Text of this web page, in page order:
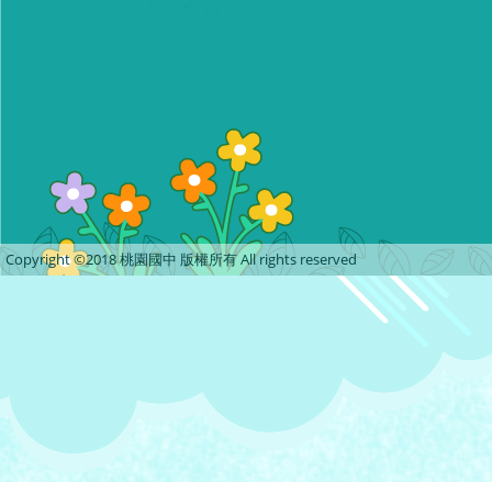
Copyright ©2018 桃園國中 版權所有 All rights reserved